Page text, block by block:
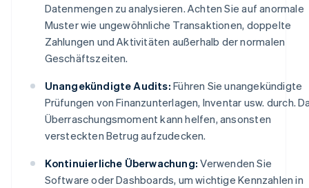
Datenmengen zu analysieren. Achten Sie auf anormale
Muster wie ungewöhnliche Transaktionen, doppelte
Zahlungen und Aktivitäten außerhalb der normalen
Geschäftszeiten.
Unangekündigte Audits: Führen Sie unangekündigte
Prüfungen von Finanzunterlagen, Inventar usw. durch.
Überraschungsmoment kann helfen, ansonsten
versteckten Betrug aufzudecken.
Kontinuierliche Überwachung: Verwenden Sie
Software oder Dashboards, um wichtige Kennzahlen in